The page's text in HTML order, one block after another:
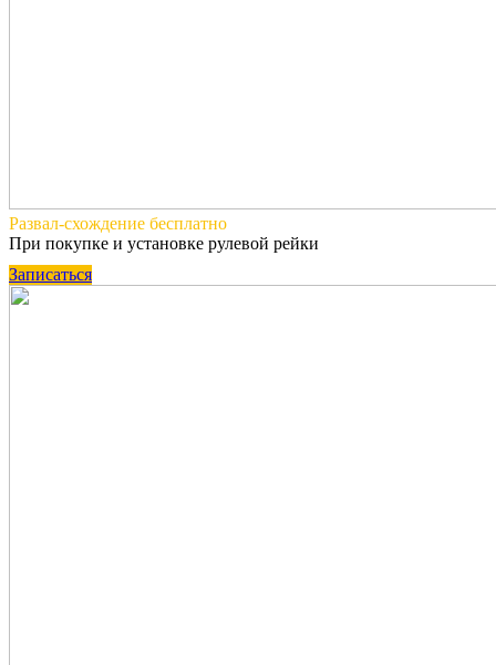
Развал-схождение бесплатно
При покупке и установке рулевой рейки
Записаться